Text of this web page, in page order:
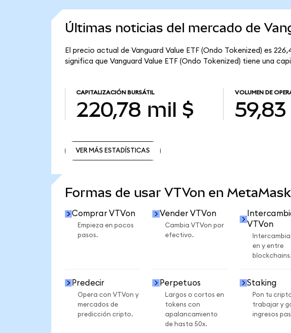
Últimas noticias del mercado de
El precio actual de Vanguard Value ETF (Ondo Tokenized) es
significa que Vanguard Value ETF (Ondo Tokenized) tiene una
CAPITALIZACIÓN BURSÁTIL
220,78 mil $
VOLUMEN DE
59,83
VER MÁS ESTADÍSTICAS
Formas de usar VTVon en MetaMask
Comprar VTVon
Empieza en pocos
pasos.
Vender VTVon
Cambia VTVon por
efectivo.
VTVon
en y entre
blockchains.
Predecir
Opera con VTVon y
mercados de
predicción cripto.
Perpetuos
Largos o cortos en
tokens con
apalancamiento
de hasta 50x.
Staking
Pon tu
trabajar y
ingresos